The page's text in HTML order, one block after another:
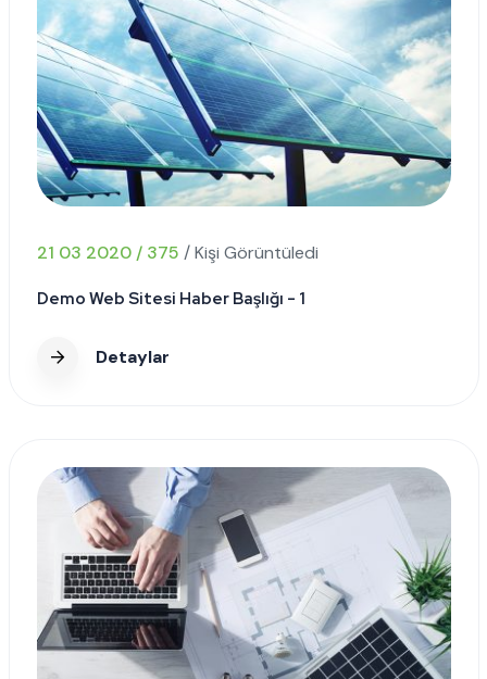
21 03 2020 / 375 / Kişi Görüntüledi
Demo Web Sitesi Haber Başlığı - 1
Detaylar